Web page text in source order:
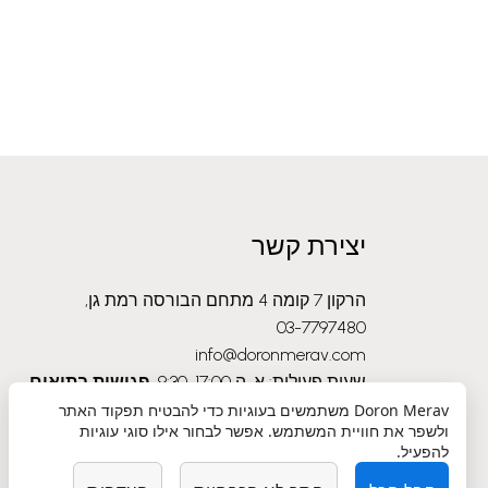
יצירת קשר
הרקון 7 קומה 4 מתחם הבורסה רמת גן,
03-7797480
info@doronmerav.com
שעות פעילות: א-ה 9:30-17:00
פגישות בתיאום
מראש בלבדDoron Merav משתמשים בעוגיות כדי להבטיח תפקוד האתר
ולשפר את חוויית המשתמש. אפשר לבחור אילו סוגי עוגיות
להפעיל.